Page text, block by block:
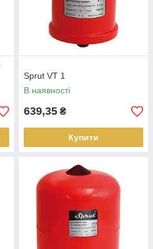
Sprut VT 1
В наявності
639,35 ₴
Купити